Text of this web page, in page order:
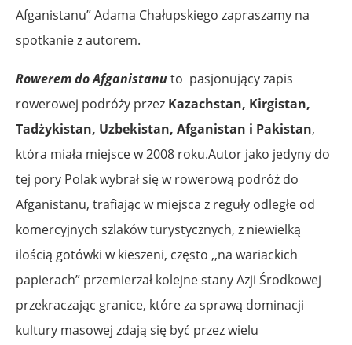
Afganistanu” Adama Chałupskiego zapraszamy na
spotkanie z autorem.
Rowerem do Afganistanuto pasjonujący zapis
rowerowej podróży przez Kazachstan, Kirgistan,
Tadżykistan, Uzbekistan, Afganistan i Pakistan,
która miała miejsce w 2008 roku.Autor jako jedyny do
tej pory Polak wybrał się w rowerową podróż do
Afganistanu, trafiając w miejsca z reguły odległe od
komercyjnych szlaków turystycznych, z niewielką
ilością gotówki w kieszeni, często ,,na wariackich
papierach” przemierzał kolejne stany Azji Środkowej
przekraczając granice, które za sprawą dominacji
kultury masowej zdają się być przez wielu